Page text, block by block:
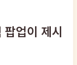
업이 제시